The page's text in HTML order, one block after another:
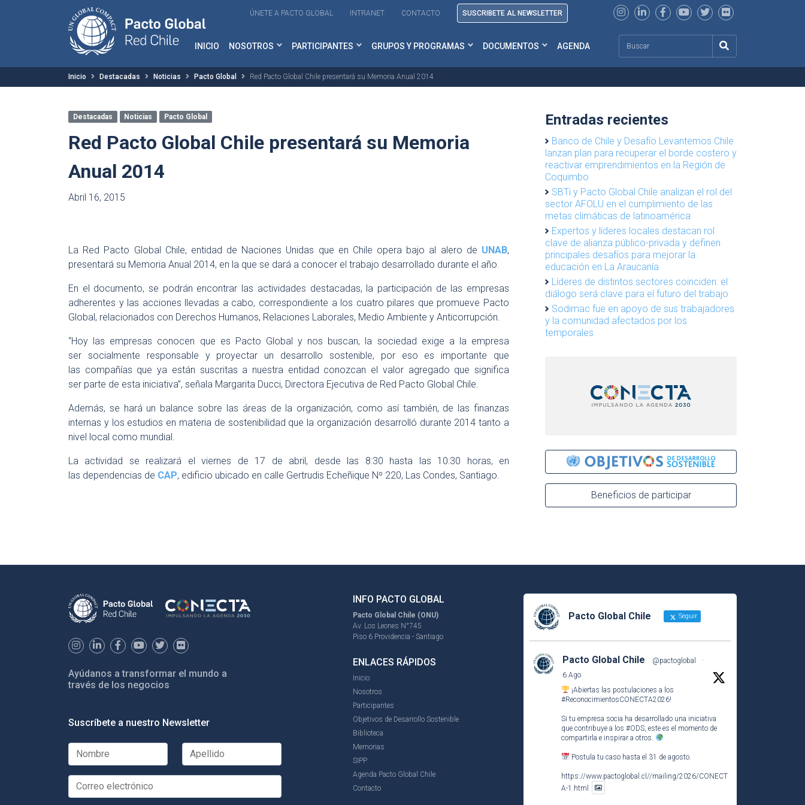
ÚNETE A PACTO GLOBAL INTRANET CONTACTO SUSCRIBETE AL NEWSLETTER
INICIO NOSOTROS PARTICIPANTES GRUPOS Y PROGRAMAS DOCUMENTOS AGENDA
Inicio Destacadas Noticias Pacto Global Red Pacto Global Chile presentará su Memoria Anual 2014
Destacadas Noticias Pacto Global
Red Pacto Global Chile presentará su Memoria
Anual 2014
Abril 16, 2015
La Red Pacto Global Chile, entidad de Naciones Unidas que en Chile opera bajo al alero de UNAB,
presentará su Memoria Anual 2014, en la que se dará a conocer el trabajo desarrollado durante el año.
En el documento, se podrán encontrar las actividades destacadas, la participación de las empresas
adherentes y las acciones llevadas a cabo, correspondiente a los cuatro pilares que promueve Pacto
Global, relacionados con Derechos Humanos, Relaciones Laborales, Medio Ambiente y Anticorrupción.
“Hoy las empresas conocen que es Pacto Global y nos buscan, la sociedad exige a la empresa
ser socialmente responsable y proyectar un desarrollo sostenible, por eso es importante que
las compañías que ya están suscritas a nuestra entidad conozcan el valor agregado que significa
ser parte de esta iniciativa”, señala Margarita Ducci, Directora Ejecutiva de Red Pacto Global Chile.
Además, se hará un balance sobre las áreas de la organización, como así también, de las finanzas
internas y los estudios en materia de sostenibilidad que la organización desarrolló durante 2014 tanto a
nivel local como mundial.
La actividad se realizará el viernes de 17 de abril, desde las 8:30 hasta las 10:30 horas, en
las dependencias de CAP, edificio ubicado en calle Gertrudis Echeñique Nº 220, Las Condes, Santiago.
Entradas recientes
Banco de Chile y Desafío Levantemos Chile
lanzan plan para recuperar el borde costero y
reactivar emprendimientos en la Región de
Coquimbo
SBTi y Pacto Global Chile analizan el rol del
sector AFOLU en el cumplimiento de las
metas climáticas de latinoamérica
Expertos y líderes locales destacan rol
clave de alianza público-privada y definen
principales desafíos para mejorar la
educación en La Araucanía
Líderes de distintos sectores coinciden: el
diálogo será clave para el futuro del trabajo
Sodimac fue en apoyo de sus trabajadores
y la comunidad afectados por los
temporales
Beneficios de participar
Ayúdanos a transformar el mundo a
través de los negocios
Suscríbete a nuestro Newsletter
INFO PACTO GLOBAL
Pacto Global Chile (ONU)
Av. Los Leones N°745
Piso 6 Providencia - Santiago
ENLACES RÁPIDOS
Inicio
Nosotros
Participantes
Objetivos de Desarrollo Sostenible
Biblioteca
Memorias
SIPP
Agenda Pacto Global Chile
Contacto
Pacto Global Chile Seguir
Pacto Global Chile @pactoglobal
·
6 Ago
¡Abiertas las postulaciones a los
#ReconocimientosCONECTA2026!
Si tu empresa socia ha desarrollado una iniciativa
que contribuye a los #ODS, este es el momento de
compartirla e inspirar a otros.
Postula tu caso hasta el 31 de agosto.
https://www.pactoglobal.cl//mailing/2026/CONECT
A-1.html